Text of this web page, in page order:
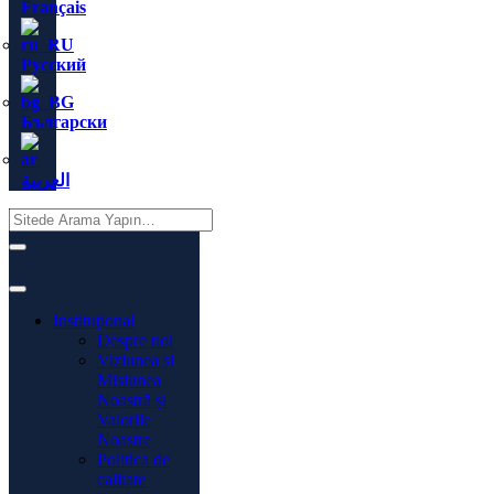
Français
Русский
Български
العربية
Instituţional
Despre noi
Viziunea și
Misiunea
Noastră și
Valorile
Noastre
Politica de
calitate